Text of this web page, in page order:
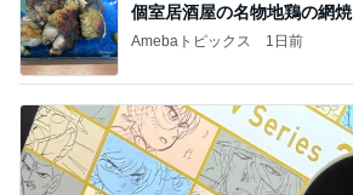
個室居酒屋の名物地鶏の網焼
Amebaトピックス 1日前